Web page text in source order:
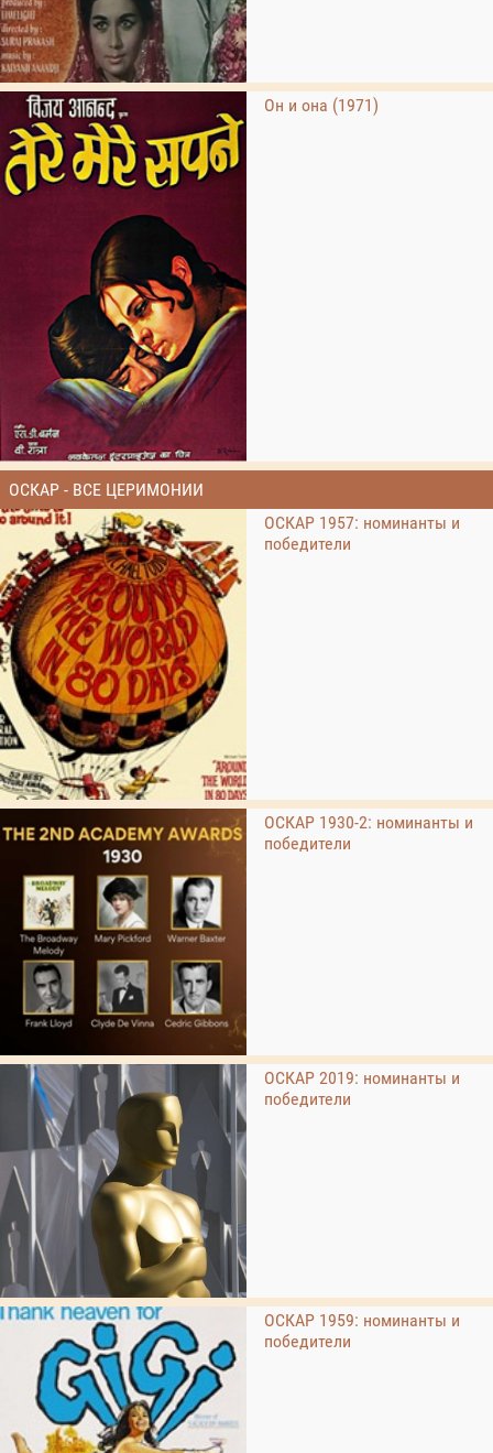
Он и она (1971)
ОСКАР - ВСЕ ЦЕРИМОНИИ
ОСКАР 1957: номинанты и
победители
ОСКАР 1930-2: номинанты и
победители
ОСКАР 2019: номинанты и
победители
ОСКАР 1959: номинанты и
победители